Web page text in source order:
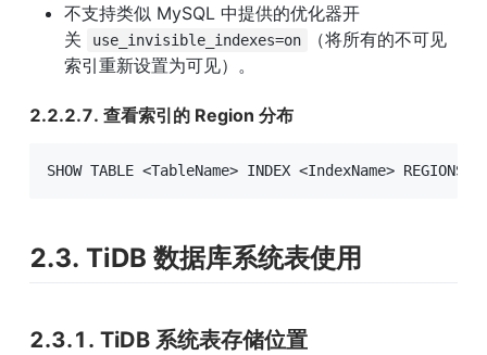
不支持类似 MySQL 中提供的优化器开
关
use_invisible_indexes=on
（将所有的不可见
索引重新设置为可见）。
2.2.2.7. 查看索引的 Region 分布
SHOW TABLE <TableName> INDEX <IndexName>
2.3. TiDB 数据库系统表使用
2.3.1. TiDB 系统表存储位置